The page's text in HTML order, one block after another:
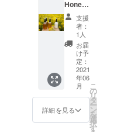
IRE価格
※国内発
送のみ
※定価
8,590円
（税・
送料込
み）の
CAMPF
IRE価格
※国内発
送のみ
Honey
Shamp
oo &
Treatm
ent」フ
ルセッ
類の香
りの
シャン
プーと
トリー
トメン
支援
者：
1人
お届
け予
定：
2021
年06
月
詳細を見る
こ
の
リ
タ
ー
ン
を
選
択
す